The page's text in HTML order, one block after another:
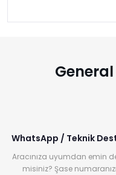
K
MOTOR
› ›
AKÜ
›
WhatsApp / Teknik
Aracınıza uyumdan emin
misiniz? Şase numaranızı